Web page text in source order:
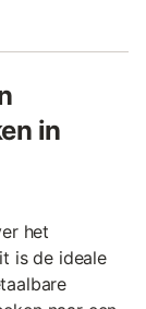
in
het
is de ideale